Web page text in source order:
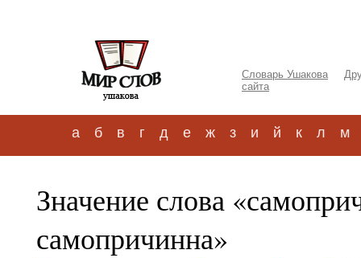
Словарь Ушакова
сайта
а б в г д е ж з и й к л м
Значение слова
самопричинна»